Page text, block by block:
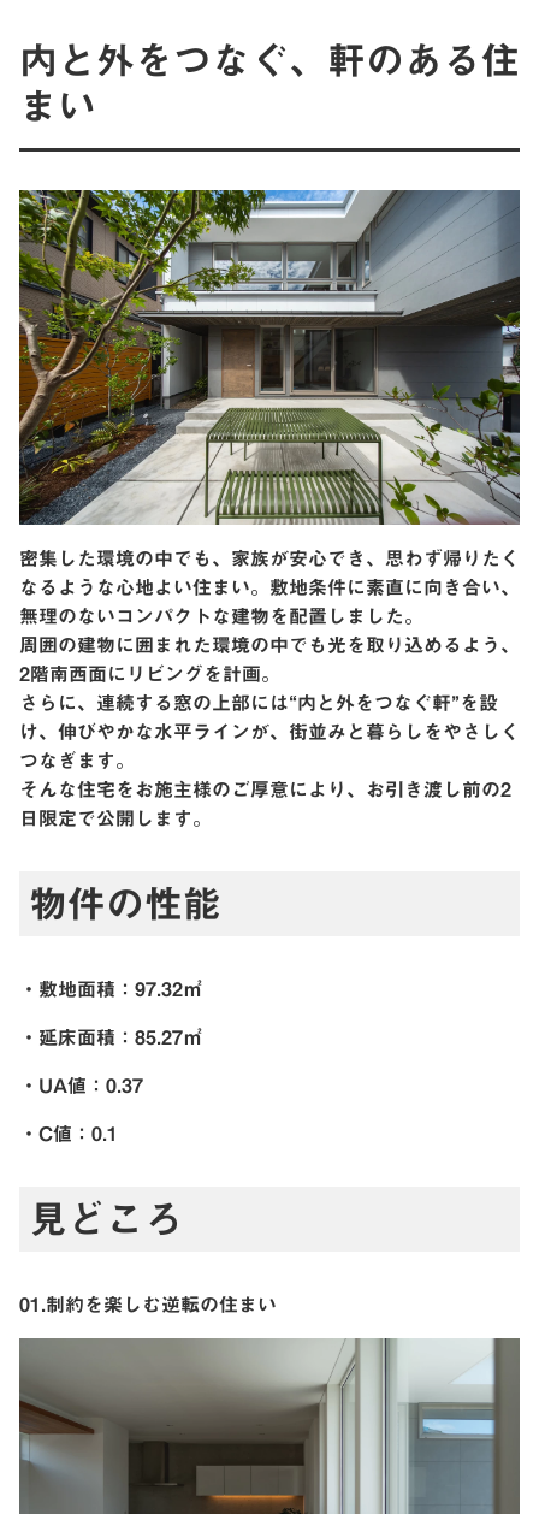
内と外をつなぐ、軒のある住
まい
密集した環境の中でも、家族が安心でき、思わず帰りたく
なるような心地よい住まい。敷地条件に素直に向き合い、
無理のないコンパクトな建物を配置しました。
周囲の建物に囲まれた環境の中でも光を取り込めるよう、
2階南西面にリビングを計画。
さらに、連続する窓の上部には“内と外をつなぐ軒”を設
け、伸びやかな水平ラインが、街並みと暮らしをやさしく
つなぎます。
そんな住宅をお施主様のご厚意により、お引き渡し前の2
日限定で公開します。
物件の性能
・敷地面積：97.32㎡
・延床面積：85.27㎡
・UA値：0.37
・C値：0.1
見どころ
01.制約を楽しむ逆転の住まい